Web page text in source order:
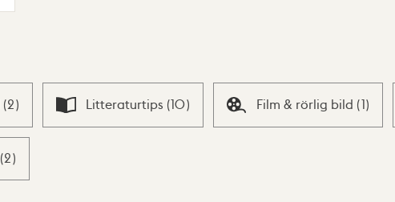
(2) Litteraturtips (10) Film & rörlig bild (1)
(2)